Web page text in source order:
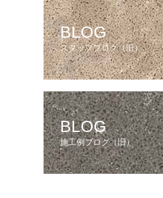
BLOG
スタッフブログ（旧）
BLOG
施工例ブログ（旧）